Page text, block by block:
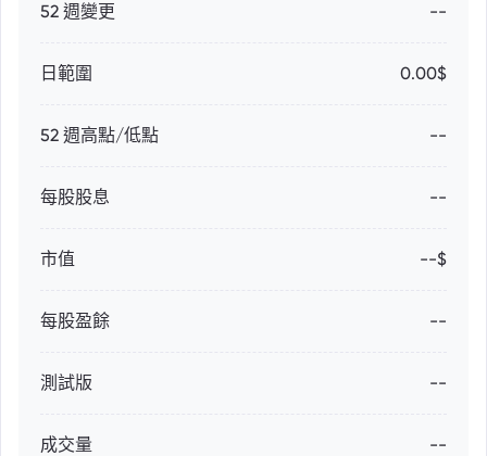
52 週變更 --
日範圍 0.00$
52 週高點/低點 --
每股股息 --
市值 --$
每股盈餘 --
測試版 --
成交量 --